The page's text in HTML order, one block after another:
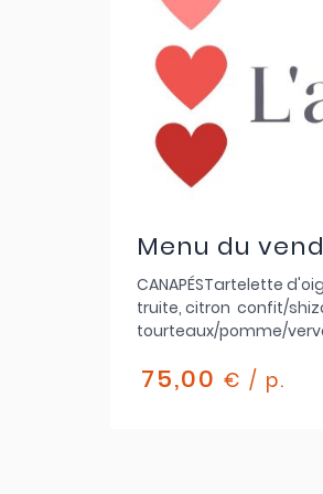
Menu du
CANAPÉSTartelette
truite, citron confit/
tourteaux/pomme/
poireaux trufféYaourt
truffePOISSONFilet de
coquillagesChou vert
75,00 € / p.